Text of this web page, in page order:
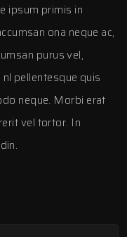
ipsum primis in
ona neque ac,
purus vel,
pellentesque quis
neque. Morbi erat
vel tortor. In